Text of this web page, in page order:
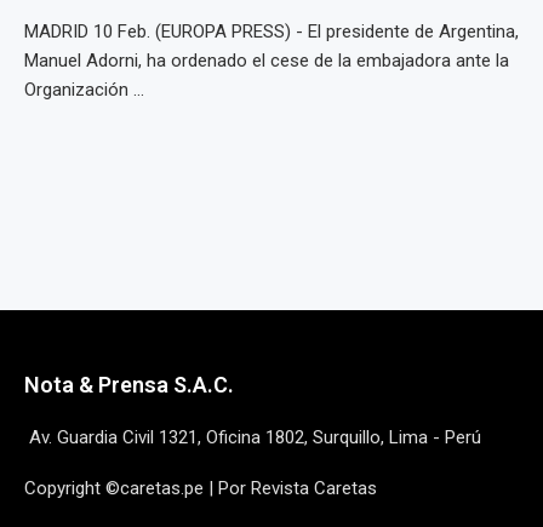
MADRID 10 Feb. (EUROPA PRESS) - El presidente de Argentina,
Manuel Adorni, ha ordenado el cese de la embajadora ante la
Organización ...
Nota & Prensa S.A.C.
Av. Guardia Civil 1321, Oficina 1802, Surquillo, Lima - Perú
Copyright ©caretas.pe | Por Revista Caretas